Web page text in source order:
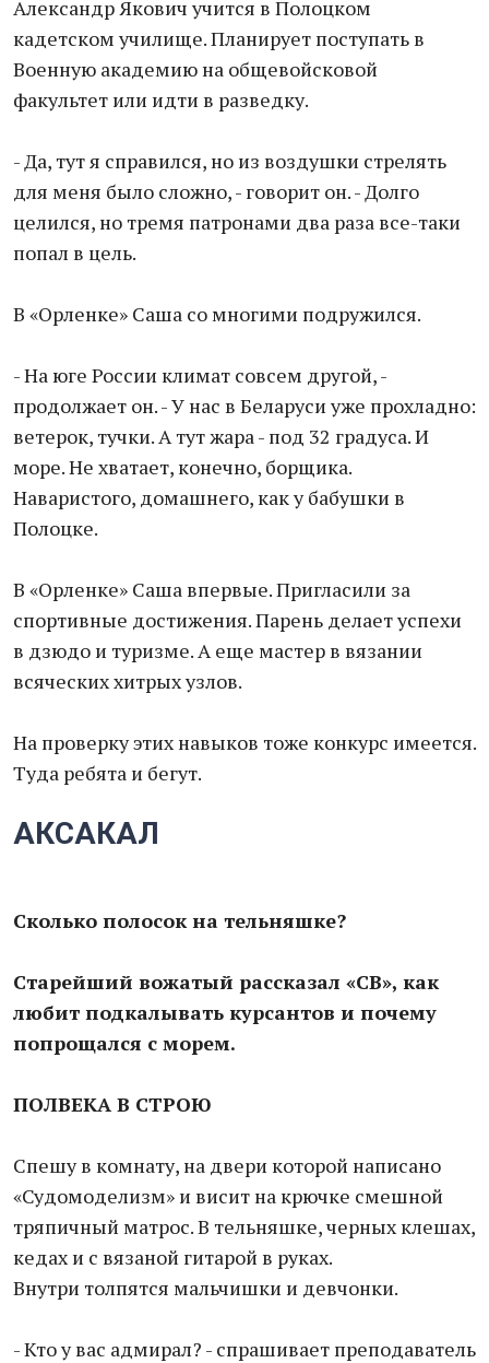
Александр Якович учится в Полоцком
кадетском училище. Планирует поступать в
Военную академию на общевойсковой
факультет или идти в разведку.
- Да, тут я справился, но из воздушки стрелять
для меня было сложно, - говорит он. - Долго
целился, но тремя патронами два раза все-таки
попал в цель.
В «Орленке» Саша со многими подружился.
- На юге России климат совсем другой, -
продолжает он. - У нас в Беларуси уже прохладно:
ветерок, тучки. А тут жара - под 32 градуса. И
море. Не хватает, конечно, борщика.
Наваристого, домашнего, как у бабушки в
Полоцке.
В «Орленке» Саша впервые. Пригласили за
спортивные достижения. Парень делает успехи
в дзюдо и туризме. А еще мастер в вязании
всяческих хитрых узлов.
На проверку этих навыков тоже конкурс имеется.
Туда ребята и бегут.
АКСАКАЛ
Сколько полосок на тельняшке?
Старейший вожатый рассказал «СВ», как
любит подкалывать курсантов и почему
попрощался с морем.
ПОЛВЕКА В СТРОЮ
Спешу в комнату, на двери которой написано
«Судомоделизм» и висит на крючке смешной
тряпичный матрос. В тельняшке, черных клешах,
кедах и с вязаной гитарой в руках.
Внутри толпятся мальчишки и девчонки.
- Кто у вас адмирал? - спрашивает преподаватель